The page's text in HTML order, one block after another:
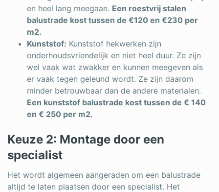
en heel lang meegaan. Een roestvrij stalen
balustrade kost tussen de €120 en €230 per
m2.
Kunststof: Kunststof hekwerken zijn
onderhoudsvriendelijk en niet heel duur. Ze zijn
wel vaak wat zwakker en kunnen meegeven als
er vaak tegen geleund wordt. Ze zijn daarom
minder betrouwbaar dan de andere materialen.
Een kunststof balustrade kost tussen de € 140
en € 250 per m2.
Keuze 2: Montage door een
specialist
Het wordt algemeen aangeraden om een balustrade
altijd te laten plaatsen door een specialist. Het